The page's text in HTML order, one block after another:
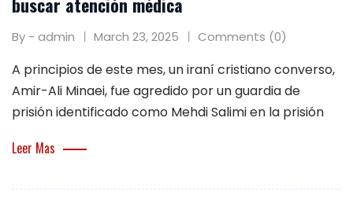
By - admin March 23, 2025 Comments (0)
A principios de este mes, un iraní cristiano converso,
Amir-Ali Minaei, fue agredido por un guardia de
prisión identificado como Mehdi Salimi en la prisión
Leer Mas